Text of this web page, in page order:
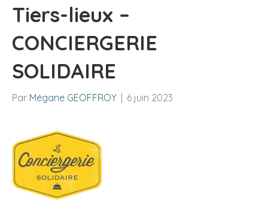
Tiers-lieux –
CONCIERGERIE
SOLIDAIRE
Par Mégane GEOFFROY 6 juin 2023